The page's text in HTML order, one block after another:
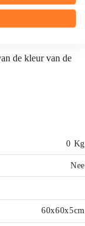
met voeg weinig
tegel perfect
de kleur van de
0 Kg
Nee
60x60x5cm